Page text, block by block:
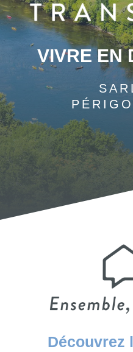
VIVRE EN
Découvrez